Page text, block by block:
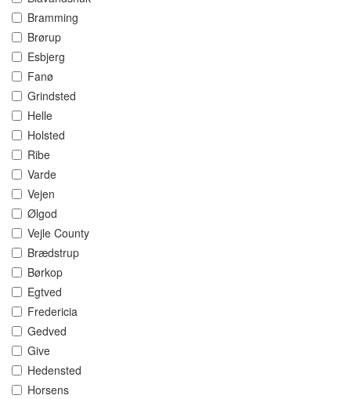
Bramming
Brørup
Esbjerg
Fanø
Grindsted
Helle
Holsted
Ribe
Varde
Vejen
Ølgod
Vejle County
Brædstrup
Børkop
Egtved
Fredericia
Gedved
Give
Hedensted
Horsens